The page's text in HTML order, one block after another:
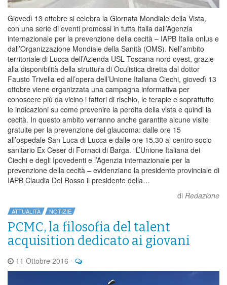
Giovedì 13 ottobre si celebra la Giornata Mondiale della Vista,
con una serie di eventi promossi in tutta Italia dall’Agenzia
internazionale per la prevenzione della cecità – IAPB Italia onlus e
dall’Organizzazione Mondiale della Sanità (OMS). Nell’ambito
territoriale di Lucca dell’Azienda USL Toscana nord ovest, grazie
alla disponibilità della struttura di Oculistica diretta dal dottor
Fausto Trivella ed all’opera dell’Unione Italiana Ciechi, giovedì 13
ottobre viene organizzata una campagna informativa per
conoscere più da vicino i fattori di rischio, le terapie e soprattutto
le indicazioni su come prevenire la perdita della vista e quindi la
cecità. In questo ambito verranno anche garantite alcune visite
gratuite per la prevenzione del glaucoma: dalle ore 15
all’ospedale San Luca di Lucca e dalle ore 15.30 al centro socio
sanitario Ex Ceser di Fornaci di Barga. “L’Unione Italiana dei
Ciechi e degli Ipovedenti e l’Agenzia internazionale per la
prevenzione della cecità – evidenziano la presidente provinciale di
IAPB Claudia Del Rosso il presidente della…
di Redazione
ATTUALITÀ NOTIZIE
PCMC, la filosofia del talent
acquisition dedicato ai giovani
11 Ottobre 2016 -